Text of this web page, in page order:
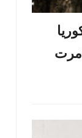
دُمرت